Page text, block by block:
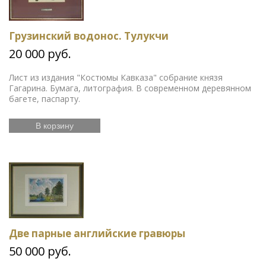
Грузинский водонос. Тулукчи
20 000 руб.
Лист из издания "Костюмы Кавказа" собрание князя
Гагарина. Бумага, литография. В современном деревянном
багете, паспарту.
В корзину
Две парные английские гравюры
50 000 руб.